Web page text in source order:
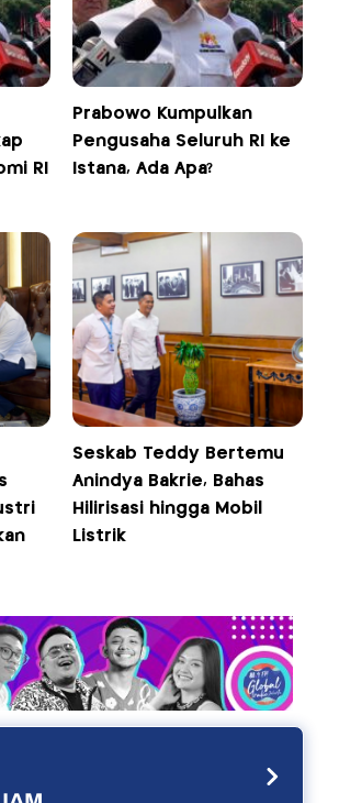
RI
Prabowo Kumpulkan
Pengusaha Seluruh RI ke
Istana, Ada Apa?
Seskab Teddy Bertemu
Anindya Bakrie, Bahas
Hilirisasi hingga Mobil
Listrik